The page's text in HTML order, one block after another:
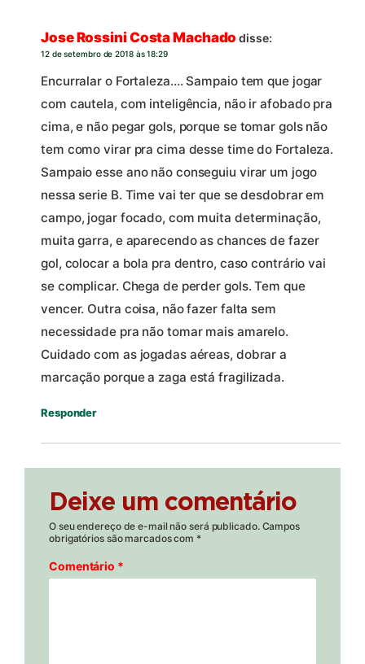
Jose Rossini Costa Machado disse:
12 de setembro de 2018 às 18:29
Encurralar o Fortaleza…. Sampaio tem que jogar
com cautela, com inteligência, não ir afobado pra
cima, e não pegar gols, porque se tomar gols não
tem como virar pra cima desse time do Fortaleza.
Sampaio esse ano não conseguiu virar um jogo
nessa serie B. Time vai ter que se desdobrar em
campo, jogar focado, com muita determinação,
muita garra, e aparecendo as chances de fazer
gol, colocar a bola pra dentro, caso contrário vai
se complicar. Chega de perder gols. Tem que
vencer. Outra coisa, não fazer falta sem
necessidade pra não tomar mais amarelo.
Cuidado com as jogadas aéreas, dobrar a
marcação porque a zaga está fragilizada.
Responder
Deixe um comentário
O seu endereço de e-mail não será publicado. Campos
obrigatórios são marcados com *
Comentário *